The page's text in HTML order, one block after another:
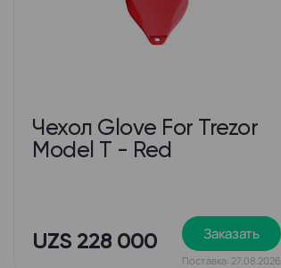
Чехол Glove For Trezor
Model T - Red
UZS 228 000 Заказать
Поставка: 27.08.2026